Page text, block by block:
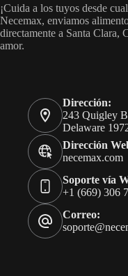
¡Cuida a los tuyos desde
Necemax, enviamos
directamente a Santa Clara,
amor.
Dirección:
243 Quigley
Delaware
Dirección
necemax.com
Soporte vía
+1 (669) 306
Correo: